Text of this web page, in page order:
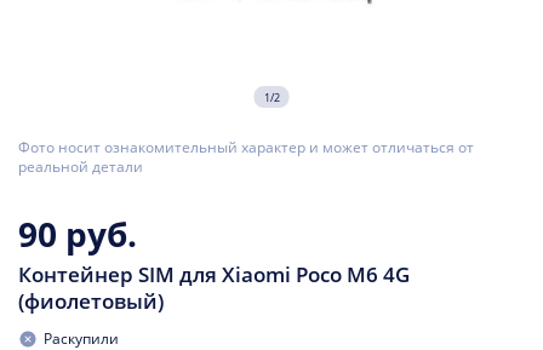
1/2
Фото носит ознакомительный характер и может отличаться от
реальной детали
90 руб.
Контейнер SIM для Xiaomi Poco M6 4G
(фиолетовый)
Раскупили